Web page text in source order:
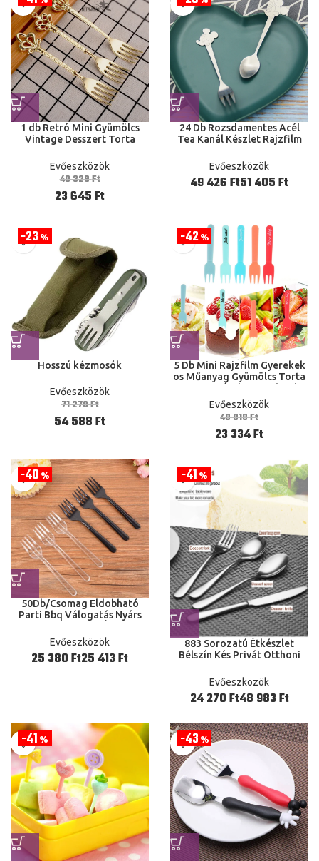
1 db Retró Mini Gyümölcs
Vintage Desszert Torta
Ajándék Kávé
Evőeszközök
40 329Ft
23 645Ft
24 Db Rozsdamentes Acél
Tea Kanál Készlet Rajzfilm
Teáskanál Gyerek Gyerekek
Babás Evőeszközök
Evőeszközök
Ft Ft
23%
Hosszú kézmosók
Evőeszközök
71 270Ft
54 588Ft
42%
5 Db Mini Rajzfilm Gyerekek
os Műanyag Gyümölcs Torta
Fogpiszkáló Ebédek Buli
Evőeszközök
40 018Ft
23 334Ft
40%
50Db/Csomag Eldobható
Parti Bbq Válogatás Nyárs
Műanyag Ételek Gyümölcs
Átlátszó
Evőeszközök
Ft Ft
41%
883 Sorozatú Étkészlet
Bélszín Kés Privát Otthoni
Darab elő Nyugati Két
Evőeszközök
Ft Ft
41% 43%